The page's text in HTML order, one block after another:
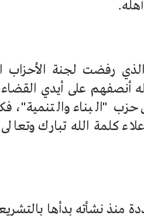
الذي رفضت لجنة الأحزاب
أنصفهم على أيدي القضاء
"البناء والتنمية"،
كلمة الله تبارك
منذ نشأته بدأها